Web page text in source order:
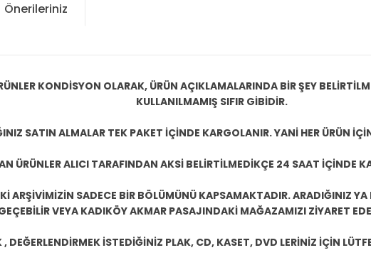
Önerileriniz
KONDİSYON OLARAK, ÜRÜN AÇIKLAMALARINDA BİR ŞEY
KULLANILMAMIŞ SIFIR GİBİDİR.
SATIN ALMALAR TEK PAKET İÇİNDE KARGOLANIR. YANİ HER ÜRÜN
ÜRÜNLER ALICI TARAFINDAN AKSİ BELİRTİLMEDİKÇE 24 SAAT İÇİNDE
ARŞİVİMİZİN SADECE BİR BÖLÜMÜNÜ KAPSAMAKTADIR. ARADIĞINIZ
VEYA KADIKÖY AKMAR PASAJINDAKİ MAĞAZAMIZI ZİYARET
DEĞERLENDİRMEK İSTEDİĞİNİZ PLAK, CD, KASET, DVD LERİNİZ İÇİN